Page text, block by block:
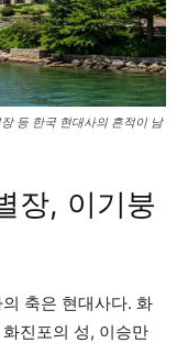
등 한국 현대사의 흔적이 남
장, 이기붕
축은 현대사다. 화
진포의 성, 이승만